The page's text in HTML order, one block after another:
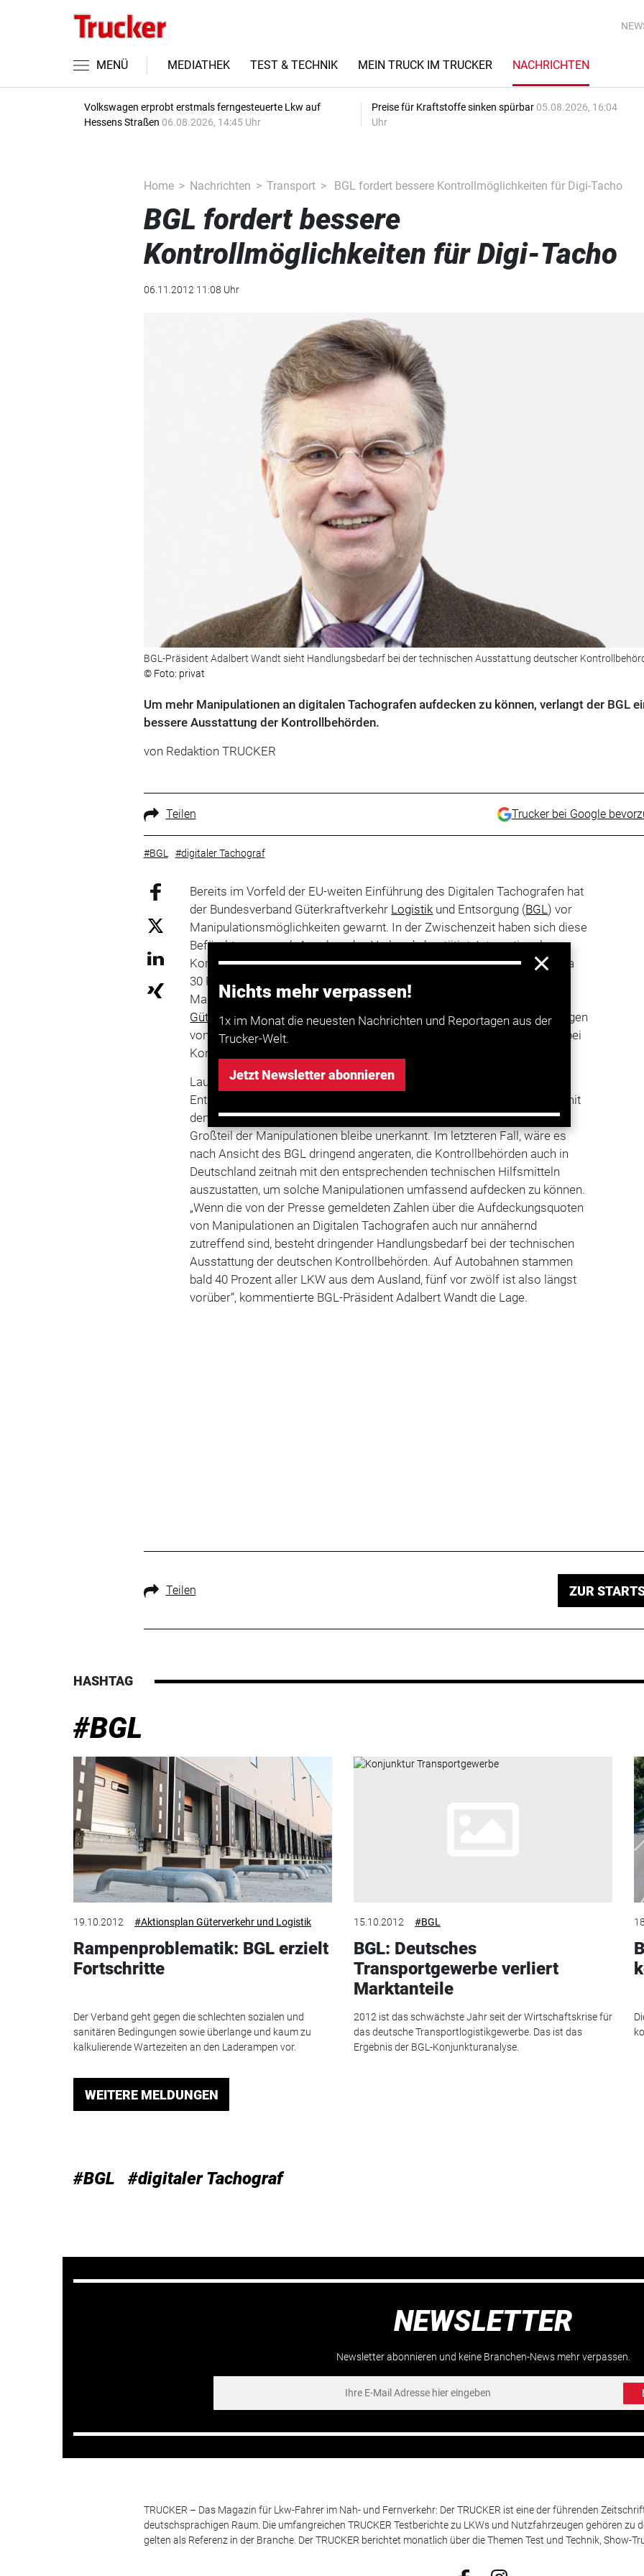
MENÜ MEDIATHEK TEST & TECHNIK MEIN TRUCK IM TRUCKER NACHRICHTEN
Volkswagen erprobt erstmals ferngesteuerte Lkw auf
Hessens Straßen 06.08.2026, 14:45 Uhr
Preise für Kraftstoffe sinken spürbar 05.08.2026, 16:04
Uhr
Home Nachrichten Transport BGL fordert bessere Kontrollmöglichkeiten für Digi-Tacho
BGL fordert bessere
Kontrollmöglichkeiten für Digi-Tacho
06.11.2012 11:08 Uhr
BGL-Präsident Adalbert Wandt sieht Handlungsbedarf bei der technischen Ausstattung deutscher
© Foto: privat
Um mehr Manipulationen an digitalen Tachografen aufdecken zu können, verlangt der BGL
bessere Ausstattung der Kontrollbehörden.
von Redaktion TRUCKER
Teilen Trucker bei Google
#BGL #digitaler Tachograf
Nichts mehr verpassen!
1x im Monat die neuesten Nachrichten und Reportagen aus der
Trucker-Welt.
Jetzt Newsletter abonnieren
Bereits im Vorfeld der EU-weiten Einführung des Digitalen Tachografen hat
der Bundesverband Güterkraftverkehr Logistik und Entsorgung (BGL) vor
Manipulationsmöglichkeiten gewarnt. In der Zwischenzeit haben sich diese
Befürchtungen nach Angaben des Verbands bestätigt: Internationale
Kontrollgremien sprechen davon, dass europaweit möglicherweise etwa
30 Prozent der Digi-Tachos durch gezielten Einsatz zum Beispiel von
Magneten oder Software manipuliert würden. Das Bundesamtes für
Güterverkehr(BAG) spricht Berichten aus der Fachpresse zufolge hingegen
von Manipulationsquoten beim Digi-Tacho von rund einem Prozent, die bei
Kontrollen im Bundesgebiet festgestellt wurden.
Laut dem BGL lässt dies zwei Interpretationsmöglichkeiten offen:
Entweder sei
mit
den manipulierten Digi-Tachos einen weiten Bogen machen, oder ein
Großteil der Manipulationen bleibe unerkannt. Im letzteren Fall, wäre es
nach Ansicht des BGL dringend angeraten, die Kontrollbehörden auch in
Deutschland zeitnah mit den entsprechenden technischen Hilfsmitteln
auszustatten, um solche Manipulationen umfassend aufdecken zu können.
„Wenn die von der Presse gemeldeten Zahlen über die Aufdeckungsquoten
von Manipulationen an Digitalen Tachografen auch nur annähernd
zutreffend sind, besteht dringender Handlungsbedarf bei der technischen
Ausstattung der deutschen Kontrollbehörden. Auf Autobahnen stammen
bald 40 Prozent aller LKW aus dem Ausland, fünf vor zwölf ist also längst
vorüber“, kommentierte BGL-Präsident Adalbert Wandt die Lage.
Teilen ZUR
HASHTAG
#BGL
19.10.2012 #Aktionsplan Güterverkehr und Logistik
Rampenproblematik: BGL erzielt
Fortschritte
Der Verband geht gegen die schlechten sozialen und
sanitären Bedingungen sowie überlange und kaum zu
kalkulierende Wartezeiten an den Laderampen vor.
15.10.2012 #BGL
BGL: Deutsches
Transportgewerbe verliert
Marktanteile
2012 ist das schwächste Jahr seit der Wirtschaftskrise für
das deutsche Transportlogistikgewerbe. Das ist das
Ergebnis der BGL-Konjunkturanalyse.
WEITERE MELDUNGEN
#BGL #digitaler Tachograf
NEWSLETTER
Newsletter abonnieren und keine Branchen-News mehr verpassen.
TRUCKER – Das Magazin für Lkw-Fahrer im Nah- und Fernverkehr: Der TRUCKER ist eine der führenden
deutschsprachigen Raum. Die umfangreichen TRUCKER Testberichte zu LKWs und Nutzfahrzeugen gehören zu
gelten als Referenz in der Branche. Der TRUCKER berichtet monatlich über die Themen Test und Technik, Show-